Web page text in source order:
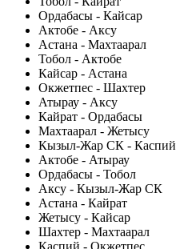
Ордабасы - Кайсар
Актобе - Аксу
Астана - Махтаарал
Тобол - Актобе
Кайсар - Астана
Окжетпес - Шахтер
Атырау - Аксу
Кайрат - Ордабасы
Махтаарал - Жетысу
Кызыл-Жар СК - Каспий
Актобе - Атырау
Ордабасы - Тобол
Аксу - Кызыл-Жар СК
Астана - Кайрат
Жетысу - Кайсар
Шахтер - Махтаарал